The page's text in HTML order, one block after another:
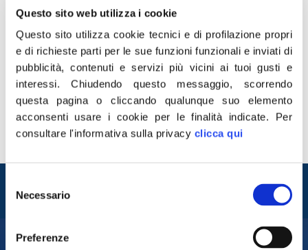
Questo sito web utilizza i cookie
Questo sito utilizza cookie tecnici e di profilazione propri
e di richieste parti per le sue funzioni funzionali e inviati di
pubblicità, contenuti e servizi più vicini ai tuoi gusti e
interessi.Chiudendo questo messaggio, scorrendo
questa pagina o cliccando qualunque suo elemento
acconsenti usare i cookie per le finalità indicate. Per
consultare l'informativa sulla privacy clicca qui
delNecessario
Preferenze
giunta
«L’inaugurazione a Trieste di una statua dedicata a
Gabriele D’Annunzio nel centenario dell’impresa di Fiume
è un’iniziativa estremamente importante perché rende
onore alla memoria di un grande italiano che ha segnato
la storia nazionale. Il nostro ringraziamento va al
sindaco di Trieste Roberto Dipiazza e a tutta la giunta,